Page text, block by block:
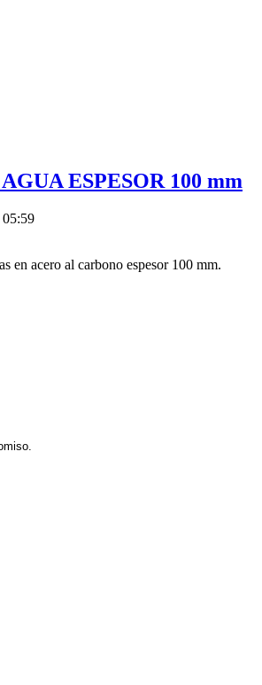
ESPESOR 100 mm
05:59
en acero al carbono espesor 100 mm.